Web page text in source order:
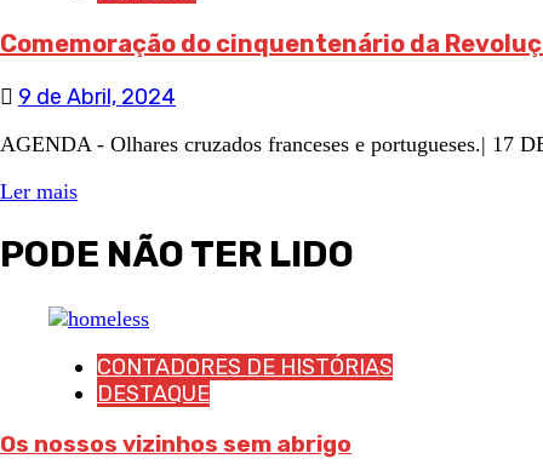
Comemoração do cinquentenário da
9 de Abril, 2024
AGENDA - Olhares cruzados franceses e portugueses.| 17
Ler mais
PODE NÃO TER LIDO
CONTADORES DE HISTÓRIAS
DESTAQUE
Os nossos vizinhos sem abrigo